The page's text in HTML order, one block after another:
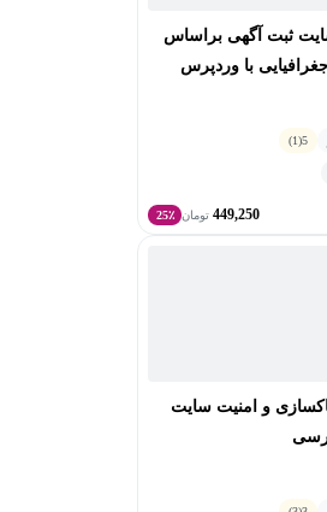
ثبت آگهی براساس
با وردپرس
5
(1)
449,250 تومان 25٪
و امنیت سایت